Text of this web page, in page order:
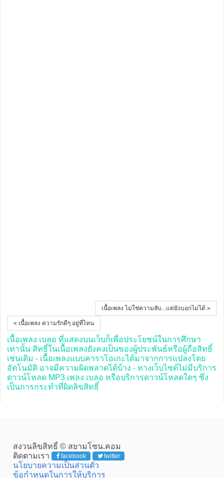
เนื้อเพลง ไม่ใช่ความลับ...แต่ยังบอกไม่ได้ »
« เนื้อเพลง ความรักดีๆ อยู่ที่ไหน
เนื้อเพลง เบลอ ที่แสดงบนเว็บก็เพื่อประโยชน์ในการศึกษา
เท่านั้น สิทธิ์ในเนื้อเพลงยังคงเป็นของผู้ประพันธ์หรือผู้ถือสิทธิ์
เช่นเดิม - เนื้อเพลงแบบคาราโอเกะได้มาจากการแปลงโดย
อัตโนมัติ อาจมีความผิดพลาดได้บ้าง - ทางเว็บไซต์ไม่มีบริการ
ดาวน์โหลด MP3 เพลง เบลอ หรือบริการดาวน์โหลดใดๆ ซึ่ง
เป็นการกระทำที่ผิดลิขสิทธิ์
สงวนลิขสิทธิ์ © สยามโซน.คอม
ติดตามเรา
facebook twitter
นโยบายความเป็นส่วนตัว
ข้อกำหนดในการให้บริการ